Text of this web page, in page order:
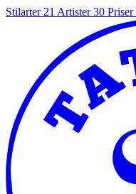
Stilarter 21 Artister30 Priser